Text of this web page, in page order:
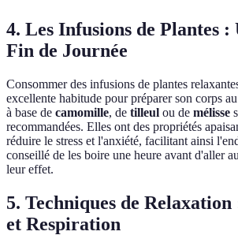
4. Les Infusions de Plantes :
Fin de Journée
Consommer des infusions de plantes
excellente habitude pour préparer son corps
à base de camomille, de tilleul ou de mélisse
recommandées. Elles ont des propriétés
réduire le stress et l'anxiété, facilitant ainsi
conseillé de les boire une heure avant d'aller
leur effet.
5. Techniques de
et Respiration